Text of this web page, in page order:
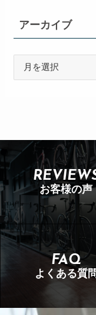
アーカイブ
お客様の声
FAQ
よくある質